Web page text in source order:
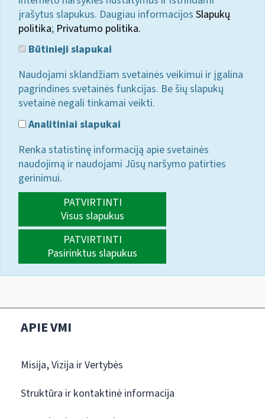
įrašytus slapukus. Daugiau informacijos Slapukų
politika; Privatumo politika.
Būtinieji slapukai
Naudojami sklandžiam svetainės veikimui ir įgalina
pagrindines svetainės funkcijas. Be šių slapukų
svetainė negali tinkamai veikti.
Analitiniai slapukai
Renka statistinę informaciją apie svetainės
naudojimą ir naudojami Jūsų naršymo patirties
gerinimui.
PATVIRTINTI
Visus slapukus
PATVIRTINTI
Pasirinktus slapukus
APIE VMI
Misija, Vizija ir Vertybės
Struktūra ir kontaktinė informacija